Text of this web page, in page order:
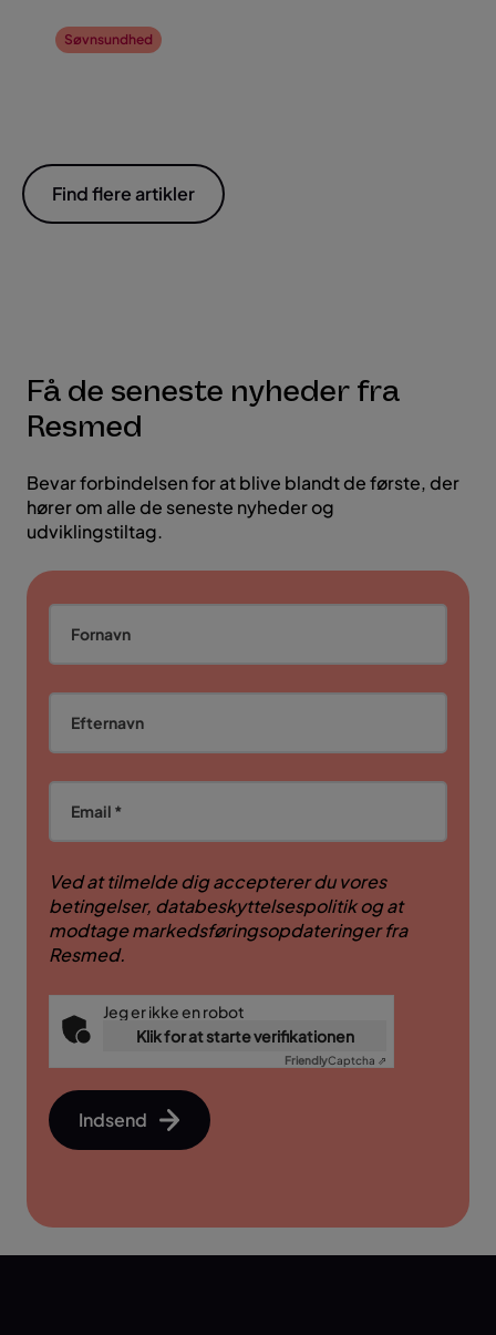
Søvnsundhed
Find flere artikler
Få de seneste nyheder fra
Resmed
Bevar forbindelsen for at blive blandt de første, der
hører om alle de seneste nyheder og
udviklingstiltag.
Fornavn
Efternavn
Email *
Ved at tilmelde dig accepterer du vores
betingelser, databeskyttelsespolitik og at
modtage markedsføringsopdateringer fra
Resmed.
Jeg er ikke en robot
Klik for at starte verifikationen
FriendlyCaptcha ⇗
Indsend